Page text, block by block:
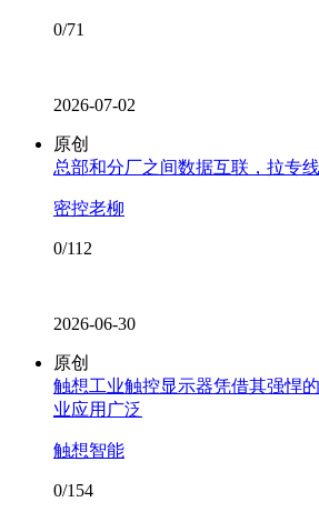
0/71
2026-07-02
原创
总部和分厂之间数据互联，拉专
密控老柳
0/112
2026-06-30
原创
触想工业触控显示器凭借其强悍
业应用广泛
触想智能
0/154